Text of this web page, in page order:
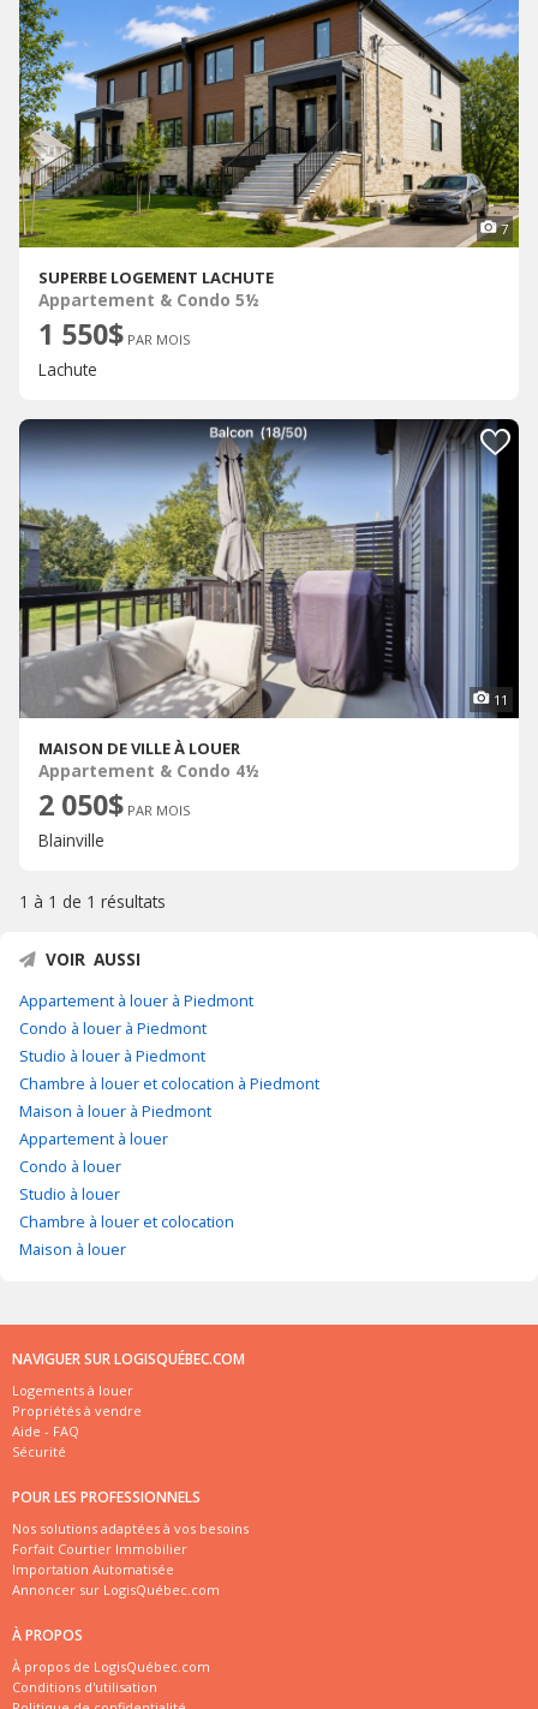
7
SUPERBE LOGEMENT LACHUTE
Appartement & Condo 5½
1 550$ PAR MOIS
Lachute
11
MAISON DE VILLE À LOUER
Appartement & Condo 4½
2 050$ PAR MOIS
Blainville
1 à 1 de 1 résultats
VOIR AUSSI
Appartement à louer à Piedmont
Condo à louer à Piedmont
Studio à louer à Piedmont
Chambre à louer et colocation à Piedmont
Maison à louer à Piedmont
Appartement à louer
Condo à louer
Studio à louer
Chambre à louer et colocation
Maison à louer
NAVIGUER SUR LOGISQUÉBEC.COM
Logements à louer
Propriétés à vendre
Aide - FAQ
Sécurité
POUR LES PROFESSIONNELS
Nos solutions adaptées à vos besoins
Forfait Courtier Immobilier
Importation Automatisée
Annoncer sur LogisQuébec.com
À PROPOS
À propos de LogisQuébec.com
Conditions d'utilisation